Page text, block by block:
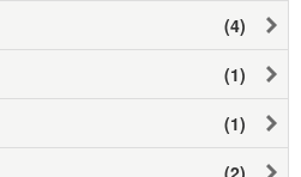
(4)
(1)
(1)
(2)